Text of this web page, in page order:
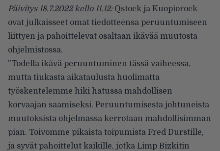
Päivitys 18.7.2022 kello 11.12:Qstock ja Kuopiorock
ovat julkaisseet omat tiedotteensa peruuntumiseen
liittyen ja pahoittelevat osaltaan ikävää muutosta
ohjelmistossa.
”Todella ikävä peruuntuminen tässä vaiheessa,
mutta tiukasta aikataulusta huolimatta
työskentelemme hiki hatussa mahdollisen
korvaajan saamiseksi. Peruuntumisesta johtuneista
muutoksista ohjelmassa kerrotaan mahdollisimman
pian. Toivomme pikaista toipumista Fred Durstille,
ja syvät pahoittelut kaikille, jotka Limp Bizkitin